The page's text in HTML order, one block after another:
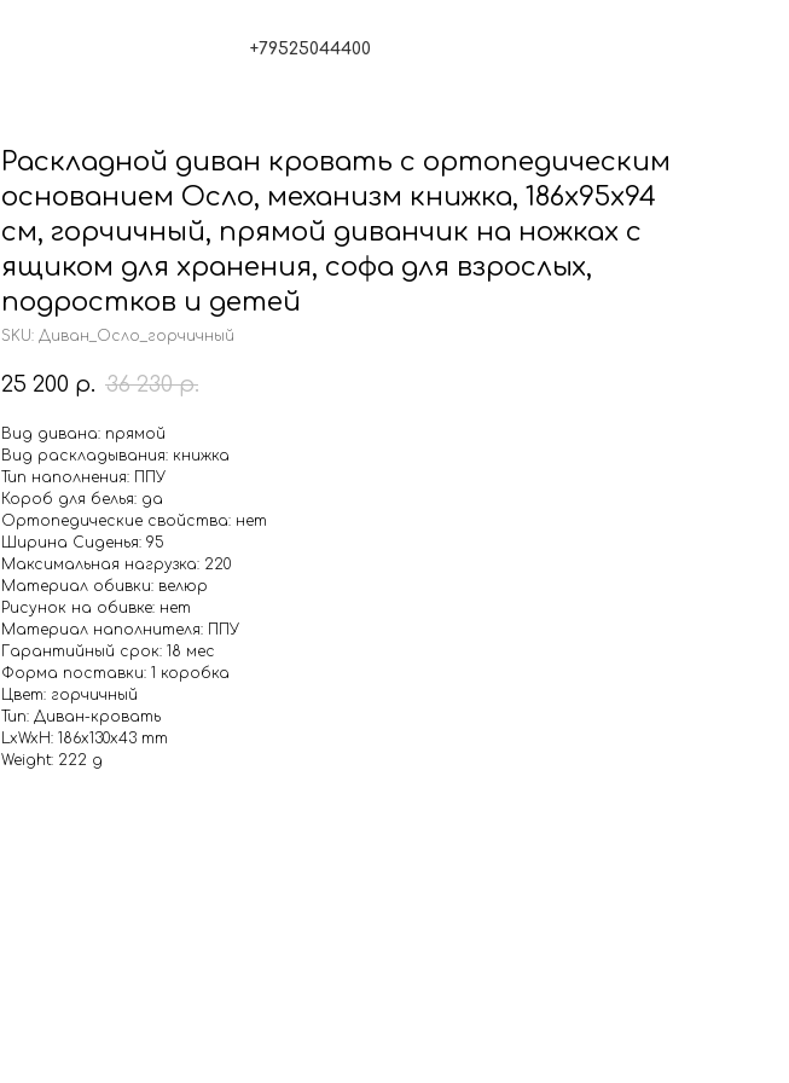
+79525044400
Раскладной диван кровать с ортопедическим
основанием Осло, механизм книжка, 186х95х94
см, горчичный, прямой диванчик на ножках с
ящиком для хранения, софа для взрослых,
подростков и детей
SKU: Диван_Осло_горчичный
25 200 р. 36 230 р.
Вид дивана: прямой
Вид раскладывания: книжка
Тип наполнения: ППУ
Короб для белья: да
Ортопедические свойства: нет
Ширина Сиденья: 95
Максимальная нагрузка: 220
Материал обивки: велюр
Рисунок на обивке: нет
Материал наполнителя: ППУ
Гарантийный срок: 18 мес
Форма поставки: 1 коробка
Цвет: горчичный
Тип: Диван-кровать
LxWxH: 186x130x43 mm
Weight: 222 g